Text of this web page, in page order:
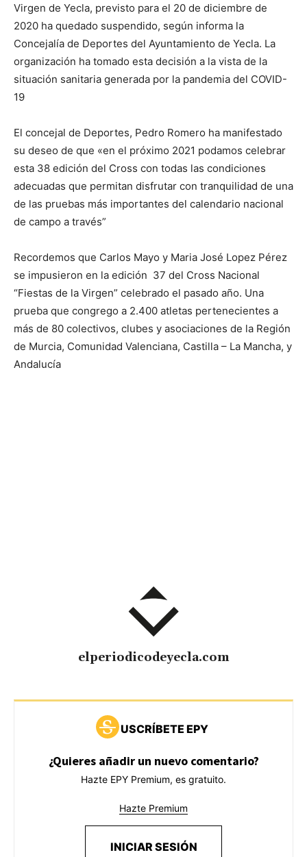
Virgen de Yecla, previsto para el 20 de diciembre de
2020 ha quedado suspendido, según informa la
Concejalía de Deportes del Ayuntamiento de Yecla. La
organización ha tomado esta decisión a la vista de la
situación sanitaria generada por la pandemia del COVID-
19
El concejal de Deportes, Pedro Romero ha manifestado
su deseo de que «en el próximo 2021 podamos celebrar
esta 38 edición del Cross con todas las condiciones
adecuadas que permitan disfrutar con tranquilidad de una
de las pruebas más importantes del calendario nacional
de campo a través”
Recordemos que Carlos Mayo y Maria José Lopez Pérez
se impusieron en la edición 37 del Cross Nacional
“Fiestas de la Virgen” celebrado el pasado año. Una
prueba que congrego a 2.400 atletas pertenecientes a
más de 80 colectivos, clubes y asociaciones de la Región
de Murcia, Comunidad Valenciana, Castilla – La Mancha, y
Andalucía
elperiodicodeyecla.com
USCRÍBETE EPY
¿Quieres añadir un nuevo comentario?
Hazte EPY Premium, es gratuito.
Hazte Premium
INICIAR SESIÓN